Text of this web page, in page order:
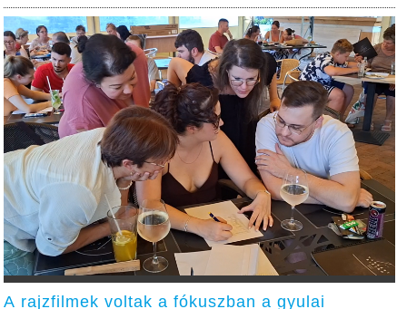
A rajzfilmek voltak a fókuszban a gyulai